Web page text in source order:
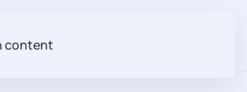
content